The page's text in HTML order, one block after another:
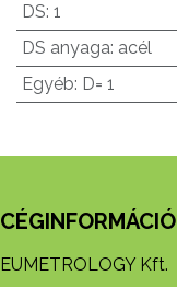
DS: 1
DS anyaga: acél
Egyéb: D= 1
CÉGINFORMÁCIÓ
EUMETROLOGY Kft.